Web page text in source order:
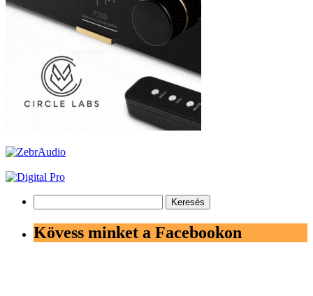
Kövess minket a Facebookon